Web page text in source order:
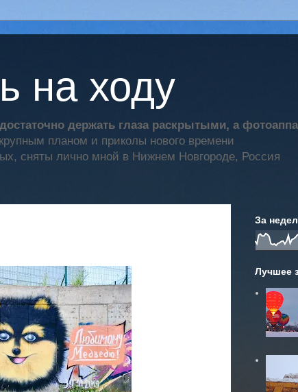
на ходу
держать глаза раскрытыми, а
планом и приколы нового времени
сняты лично мной в Нижнем Новгороде, Россия
За
Лучшее